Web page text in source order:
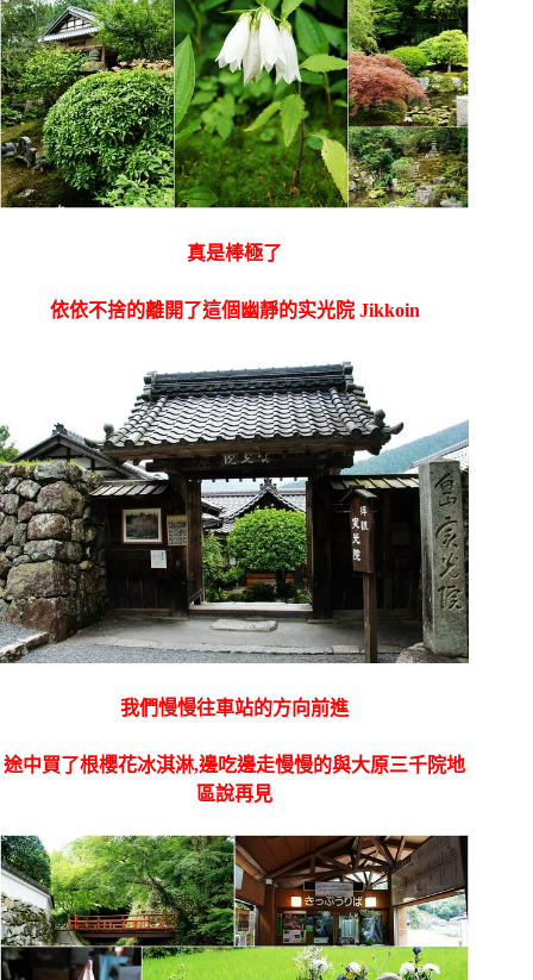
真是棒極了
依依不捨的離開了這個幽靜的实光院 Jikkoin
我們慢慢往車站的方向前進
途中買了根櫻花冰淇淋,邊吃邊走慢慢的與大原三千院地
區說再見